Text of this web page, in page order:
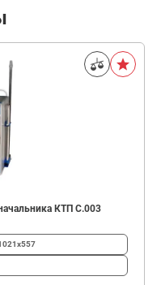
КТП C.003